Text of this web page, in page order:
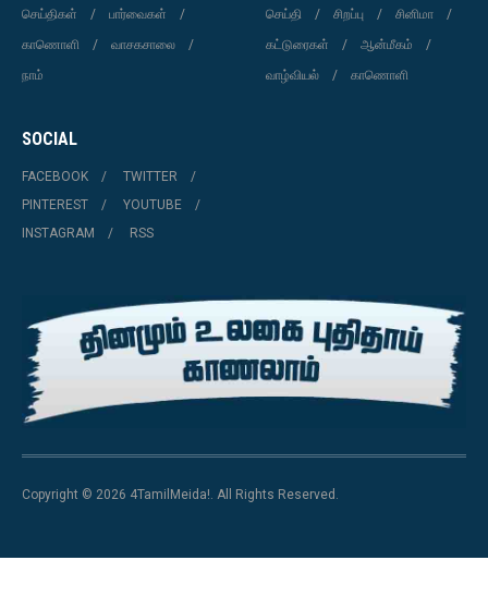
செய்திகள்
பார்வைகள்
காணொளி
வாசகசாலை
நாம்
செய்தி சிறப்பு
சினிமா
கட்டுரைகள்
ஆன்மீகம்
வாழ்வியல்
காணொளி
SOCIAL
FACEBOOK
TWITTER
PINTEREST
YOUTUBE
INSTAGRAM
RSS
Copyright © 2026 4TamilMeida!. All Rights Reserved.